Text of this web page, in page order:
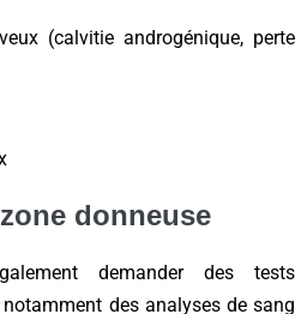
(calvitie androgénique, perte
donneuse
demander des tests
des analyses de sang